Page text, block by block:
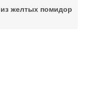
желтых помидор